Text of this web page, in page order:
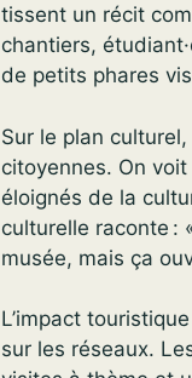
tissent un récit
chantiers,
de petits phares
Sur le plan
citoyennes. On
éloignés de la
culturelle raconte :
musée, mais ça
L’impact
sur les réseaux.